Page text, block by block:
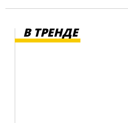
В ТРЕНДЕ